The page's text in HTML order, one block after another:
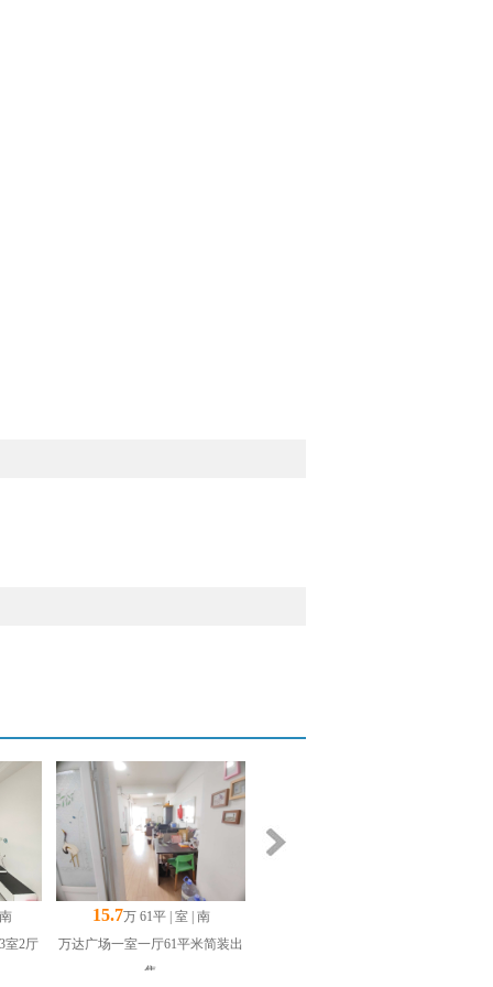
室2厅
15.7万 61平 | 室 | 南
万达广场一室一厅61平米简装出
售